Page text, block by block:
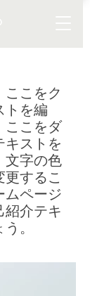
ここをク
トを編
ここをダ
キストを
文字の色
するこ
ムページ
紹介テキ
。